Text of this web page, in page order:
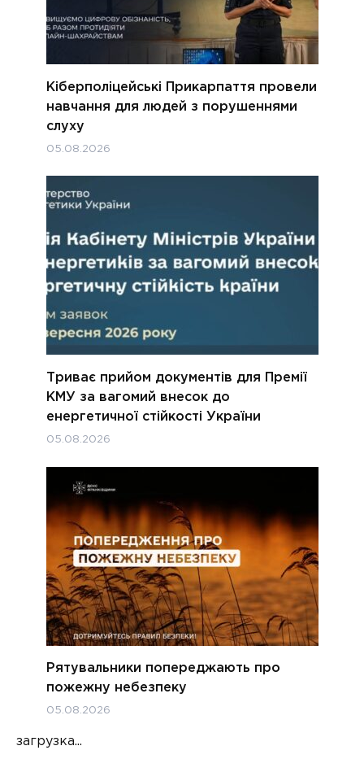
Кіберполіцейські Прикарпаття провели
навчання для людей з порушеннями
слуху
05.08.2026
Триває прийом документів для Премії
КМУ за вагомий внесок до
енергетичної стійкості України
05.08.2026
Рятувальники попереджають про
пожежну небезпеку
05.08.2026
загрузка...